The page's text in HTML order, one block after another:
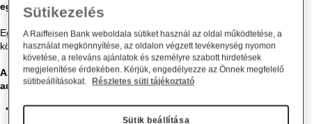
egyszerű igényléssel!
Egyes bankkártyákhoz automatikusan jár, másokhoz opcionálisan
köthető utasbiztosítás magánszemélyek részére, határozatlan időre.
Az alábbi Raiffeisen bank-, és hitelkártyák éves díja
automatikusan tartalmazza az utasbiztosítást:
Visa Platinum
Sütikezelés
A Raiffeisen Bank weboldala sütiket használ az oldal működtetése, a
használat megkönnyítése, az oldalon végzett tevékenység nyomon
követése, a releváns ajánlatok és személyre szabott hirdetések
megjelenítése érdekében. Kérjük, engedélyezze az Önnek megfelelő
sütibeállításokat.
Részletes süti tájékoztató
Sütik beállítása